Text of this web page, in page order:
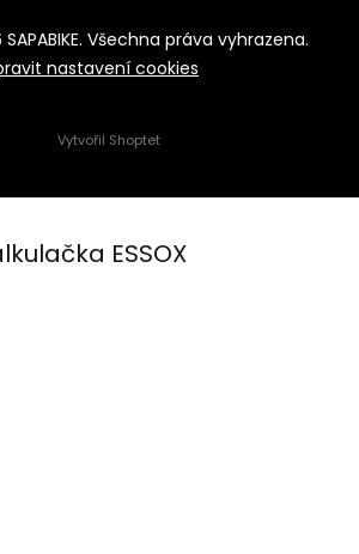
Vytvořil Shoptet
SAPABIKE. Všechna práva vyhrazena.
nastavení cookies
ESSOX